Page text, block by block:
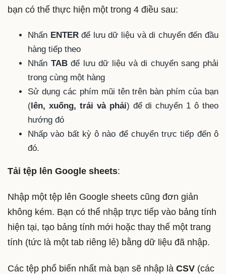
bạn có thể thực hiện một trong 4 điều sau:
Nhấn ENTERđể lưu dữ liệu và di chuyển đến đầu
hàng tiếp theo
Nhấn TABđể lưu dữ liệu và di chuyển sang phải
trong cùng một hàng
Sử dụng các phím mũi tên trên bàn phím của bạn
(lên, xuống, trái và phải) để di chuyển 1 ô theo
hướng đó
Nhấp vào bất kỳ ô nào để chuyển trực tiếp đến ô
đó.
Tải tệp lên Google sheets:
Nhập một tệp lên Google sheets cũng đơn giản
không kém. Bạn có thể nhập trực tiếp vào bảng tính
hiện tại, tạo bảng tính mới hoặc thay thế một trang
tính (tức là một tab riêng lẻ) bằng dữ liệu đã nhập.
Các tệp phổ biến nhất mà bạn sẽ nhập là CSV (các